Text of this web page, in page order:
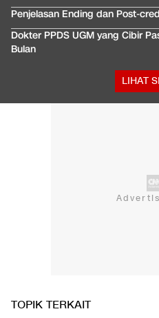
Penjelasan Ending dan Post-
Dokter PPDS UGM yang Cibir
Bulan
LIHAT
TOPIK TERKAIT